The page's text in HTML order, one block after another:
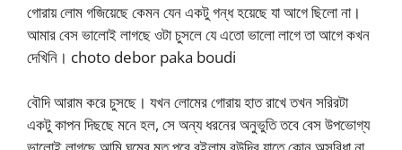
গোরায় লোম গজিয়েছে কেমন যেন একটু গন্ধ হয়েছে যা আগে ছিলো না।
আমার বেস ভালোই লাগছে ওটা চুসলে যে এতো ভালো লাগে তা আগে কখন
দেখিনি। choto debor paka boudi
বৌদি আরাম করে চুসছে। যখন লোমের গোরায় হাত রাখে তখন সরিরটা
একটু কাপন দিছছে মনে হল, সে অন্য ধরনের অনুভুতি তবে বেস উপভোগ্য